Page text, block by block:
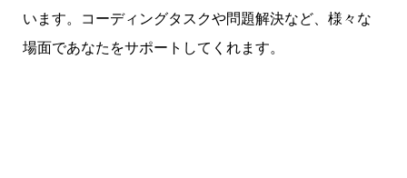
います。コーディングタスクや問題解決など、様々な
場面であなたをサポートしてくれます。